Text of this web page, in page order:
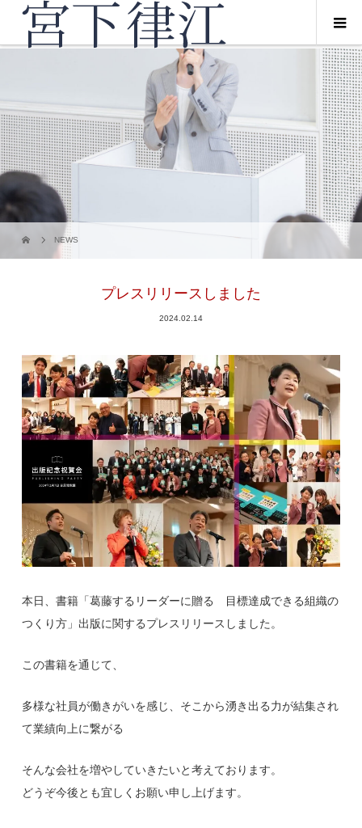
NEWS
プレスリリースしました
2024.02.14
本日、書籍「葛藤するリーダーに贈る 目標達成できる組織の
つくり方」出版に関するプレスリリースしました。
この書籍を通じて、
多様な社員が働きがいを感じ、そこから湧き出る力が結集され
て業績向上に繋がる
そんな会社を増やしていきたいと考えております。
どうぞ今後とも宜しくお願い申し上げます。